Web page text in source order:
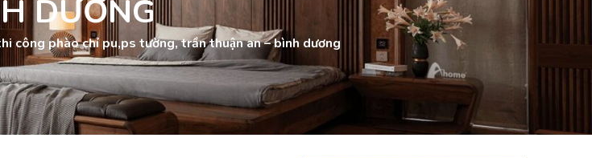
DƯƠNG
công phào chỉ pu,ps tường, trần thuận an – bình dương